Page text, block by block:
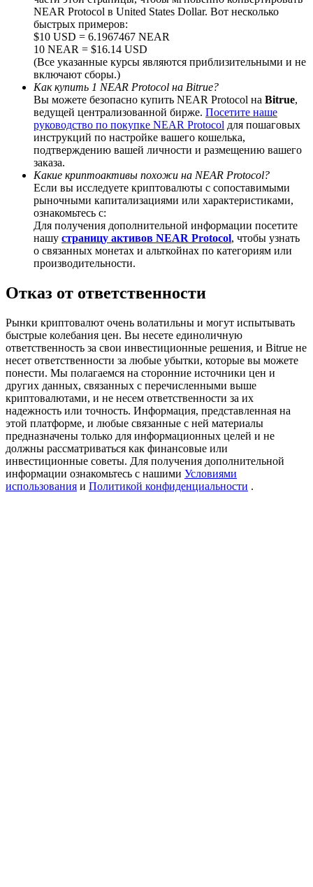
BTC Welcome Rewards
Deposit & Trade BTC to Share 25000 USDT prize pool!
Deposit CASHCAT & Win
Share 500000 CASHCAT prize pool
Exclusive for BitMart Users
Register & Trade to Win 500,000 USDT
Precious Metals Trading Carnival
Trade Gold & Silver · 33,333 USDT Bonus
USDT New User Exclusive 10% APR
USDT Flexible Staking | Daily Rewards
BTC New User Exclusive: 6.5% APR
NEAR Protocol в United States Dollar. Вот несколько
быстрых примеров:
$10 USD = 6.1967467 NEAR
10 NEAR = $16.14 USD
(Все указанные курсы являются приблизительными и не
включают сборы.)
Как купить 1 NEAR Protocol на Bitrue?
Вы можете безопасно купить NEAR Protocol на Bitrue,
ведущей централизованной бирже. Посетите наше
руководство по покупке NEAR Protocol для пошаговых
инструкций по настройке вашего кошелька,
подтверждению вашей личности и размещению вашего
заказа.
Какие криптоактивы похожи на NEAR Protocol?
Если вы исследуете криптовалюты с сопоставимыми
рыночными капитализациями или характеристиками,
ознакомьтесь с:
Для получения дополнительной информации посетите
нашу страницу активов NEAR Protocol, чтобы узнать
о связанных монетах и альткойнах по категориям или
производительности.
Отказ от ответственности
Рынки криптовалют очень волатильны и могут испытывать
быстрые колебания цен. Вы несете единоличную
ответственность за свои инвестиционные решения, и Bitrue не
несет ответственности за любые убытки, которые вы можете
понести. Мы полагаемся на сторонние источники цен и
других данных, связанных с перечисленными выше
криптовалютами, и не несем ответственности за их
надежность или точность. Информация, представленная на
этой платформе, и любые связанные с ней материалы
предназначены только для информационных целей и не
должны рассматриваться как финансовые или
инвестиционные советы. Для получения дополнительной
информации ознакомьтесь с нашими Условиями
использования и Политикой конфиденциальности .